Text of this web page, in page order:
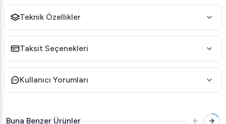
Çift Taraflı Döküm Yüzey
sunan 130 mm özel tasarım döküm ızgara, pişirme
sırasında esneklik sağlar.
Gaz Valf Kontrolü: Ayrı kontrol edilebilen gaz valfleri
sayesinde pişirme yüzeyinin sıcaklığı isteğe göre
sırasında rahatlık sağlamak amacıyla döküm ızgaralar
Teknik Özellikler
Taksit Seçenekleri
Kullanıcı Yorumları
Buna Benzer Ürünler